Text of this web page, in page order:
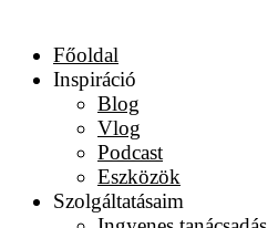
Főoldal
Inspiráció
Blog
Vlog
Podcast
Eszközök
Szolgáltatásaim